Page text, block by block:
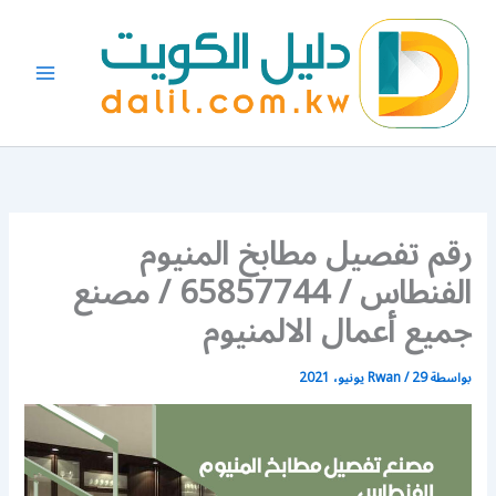
المحتوى
رقم تفصيل مطابخ المنيوم
الفنطاس / 65857744 / مصنع
جميع أعمال الالمنيوم
بواسطة Rwan/29 يونيو، 2021